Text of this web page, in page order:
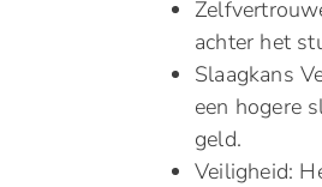
achter het
Slaagkans
een hogere
geld.
Veiligheid: